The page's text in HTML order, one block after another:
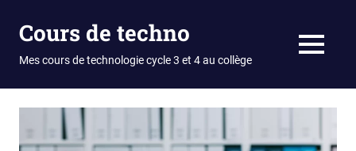
Cours de techno
Mes cours de technologie cycle 3 et 4 au collège MENU